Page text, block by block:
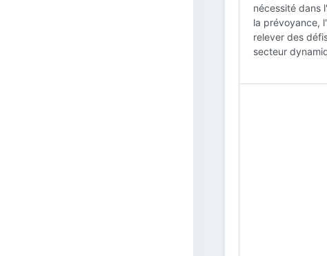
nécessité dans
la prévoyance,
relever des
secteur